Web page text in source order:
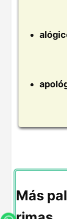
Más